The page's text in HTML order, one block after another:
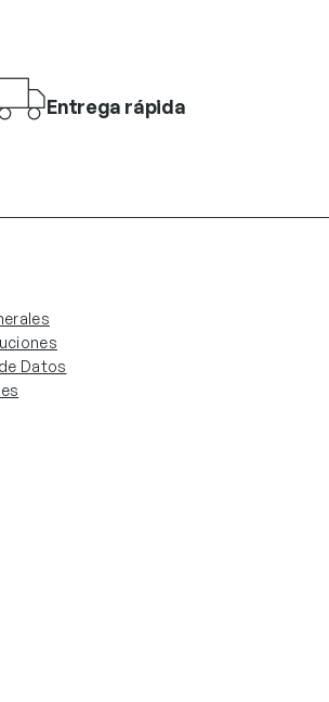
Entrega rápida
Datos